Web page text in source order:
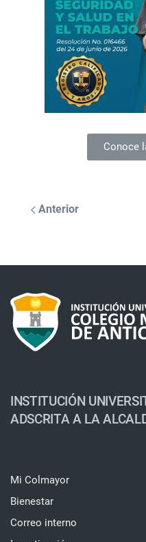
Conoce
Anterior
INSTITUCIÓN
ADSCRITA A LA
Mi Colmayor
Bienestar
Correo interno